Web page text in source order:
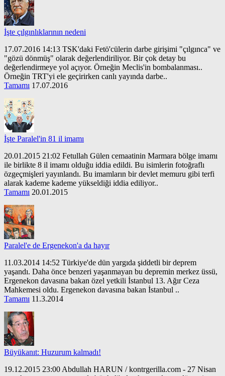
İşte çılgınlıklarının nedeni
17.07.2016 14:13 TSK'daki Fetö'cülerin darbe girişimi "çılgınca" ve
"gözü dönmüş" olarak değerlendiriliyor. Bir çok detay bu
değerlendirmeye yol açıyor. Örneğin Meclis'in bombalanması..
Örneğin TRT'yi ele geçirirken canlı yayında darbe..
Tamamı 17.07.2016
İşte Paralel'in 81 il imamı
20.01.2015 21:02 Fetullah Gülen cemaatinin Marmara bölge imamı
ile birlikte 8 il imamı olduğu iddia edildi. Bu isimlerin fotoğraflı
özgeçmişleri yayınlandı. Bu imamların bir devlet memuru gibi terfi
alarak kademe kademe yükseldiği iddia ediliyor..
Tamamı 20.01.2015
Paralel'e de Ergenekon'a da hayır
11.03.2014 14:52 Türkiye'de dün yargıda şiddetli bir deprem
yaşandı. Daha önce benzeri yaşanmayan bu depremin merkez üssü,
Ergenekon davasına bakan özel yetkili İstanbul 13. Ağır Ceza
Mahkemesi oldu. Ergenekon davasına bakan İstanbul ..
Tamamı 11.3.2014
Büyükanıt: Huzurum kalmadı!
19.12.2015 23:00 Abdullah HARUN / kontrgerilla.com - 27 Nisan